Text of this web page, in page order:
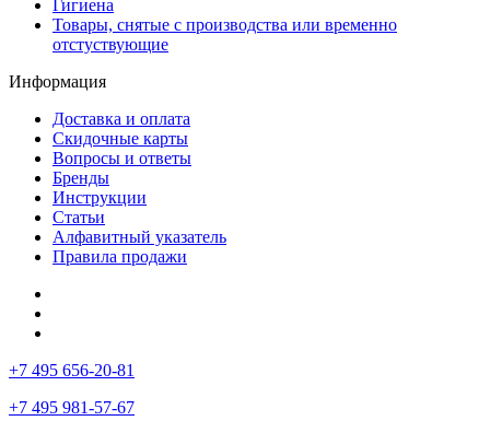
Гигиена
Товары, снятые с производства или временно
отстуствующие
Информация
Доставка и оплата
Скидочные карты
Вопросы и ответы
Бренды
Инструкции
Статьи
Алфавитный указатель
Правила продажи
+7 495 656-20-81
+7 495 981-57-67